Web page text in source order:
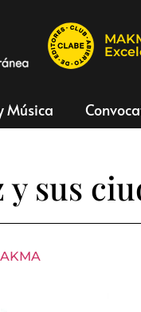
Música
y sus